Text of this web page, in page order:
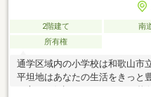
2階建て 南
所有権
通学区域内の小学校は和歌山市
平坦地はあなたの生活をきっと
い方にご好評な1，080万円の